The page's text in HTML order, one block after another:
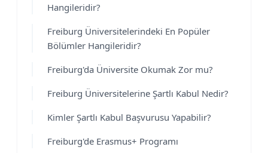
Hangileridir?
Freiburg Üniversitelerindeki En Popüler
Bölümler Hangileridir?
Freiburg'da Üniversite Okumak Zor mu?
Freiburg Üniversitelerine Şartlı Kabul Nedir?
Kimler Şartlı Kabul Başvurusu Yapabilir?
Freiburg'de Erasmus+ Programı